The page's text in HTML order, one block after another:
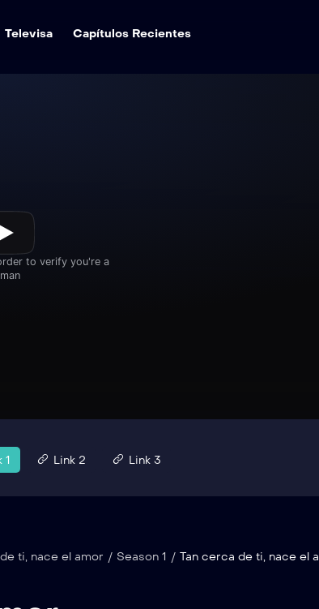
Televisa Capítulos Recientes
1 Link 2 Link 3
ti, nace el amor / Season 1 / Tan cerca de ti, nace el